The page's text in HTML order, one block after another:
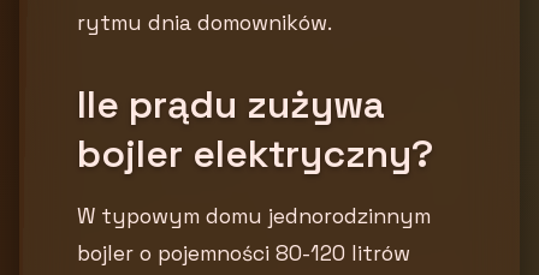
rytmu dnia domowników.
Ile prądu zużywa
bojler elektryczny?
W typowym domu jednorodzinnym
bojler o pojemności 80-120 litrów